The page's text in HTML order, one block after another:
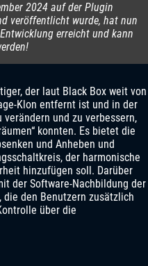
2024 auf der Plugin
veröffentlicht wurde, hat nun
erreicht und kann
der laut Black Box weit von
Klon entfernt ist und in der
und zu verbessern,
konnten. Es bietet die
und Anheben und
der harmonische
hinzufügen soll. Darüber
der Software-Nachbildung der
den Benutzern zusätzlich
über die